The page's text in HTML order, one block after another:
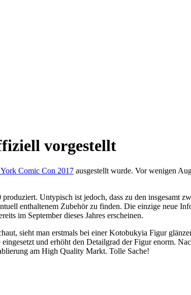
vorgestellt
Comic Con 2017 ausgestellt wurde. Vor wenigen
Untypisch ist jedoch, dass zu den insgesamt
enthaltenem Zubehör zu finden. Die einzige neue
im September dieses Jahres erscheinen.
sieht man erstmals bei einer Kotobukyia Figur
und erhöht den Detailgrad der Figur enorm.
am High Quality Markt. Tolle Sache!